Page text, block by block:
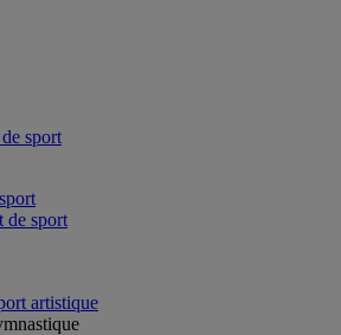
sport
de sport
artistique